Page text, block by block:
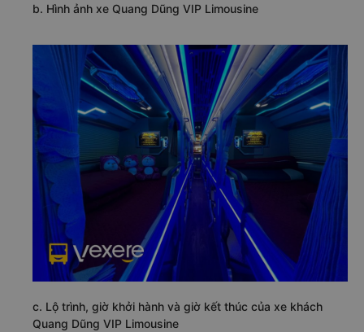
b. Hình ảnh xe Quang Dũng VIP Limousine
c. Lộ trình, giờ khởi hành và giờ kết thúc của xe khách
Quang Dũng VIP Limousine